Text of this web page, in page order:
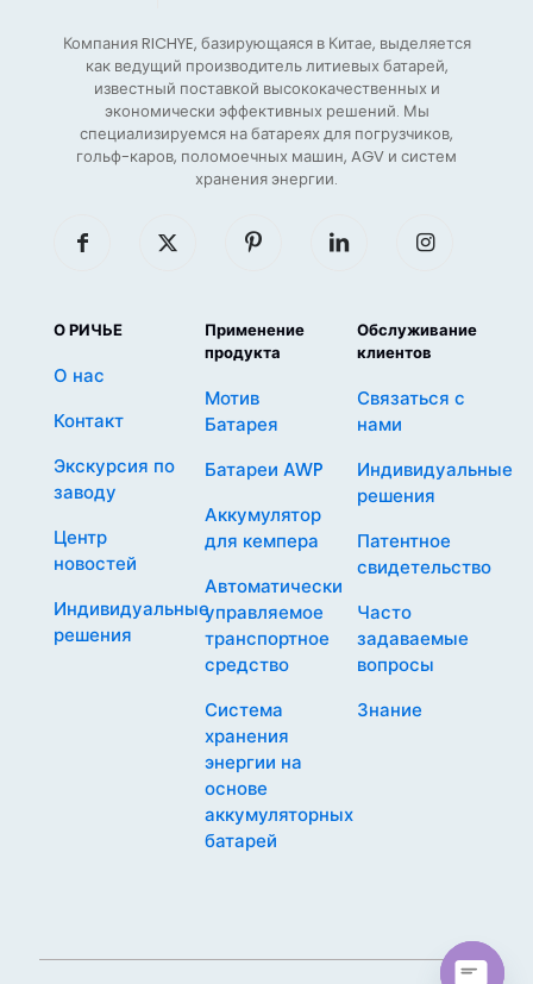
Компания RICHYE, базирующаяся в Китае, выделяется
как ведущий производитель литиевых батарей,
известный поставкой высококачественных и
экономически эффективных решений. Мы
специализируемся на батареях для погрузчиков,
гольф-каров, поломоечных машин, AGV и систем
хранения энергии.
О РИЧЬЕ
О нас
Контакт
Экскурсия по
заводу
Центр
новостей
Индивидуальные
решения
Применение
продукта
Мотив
Батарея
Батареи AWP
Аккумулятор
для кемпера
Автоматически
управляемое
транспортное
средство
Система
хранения
энергии на
основе
аккумуляторных
батарей
Обслуживание
клиентов
Связаться с
нами
Индивидуальные
решения
Патентное
свидетельство
Часто
задаваемые
вопросы
Знание